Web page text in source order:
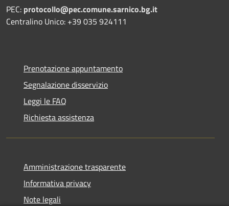
PEC: protocollo@pec.comune.sarnico.bg.it
Centralino Unico: +39 035 924111
Prenotazione appuntamento
Segnalazione disservizio
Leggi le FAQ
Richiesta assistenza
Amministrazione trasparente
Informativa privacy
Note legali